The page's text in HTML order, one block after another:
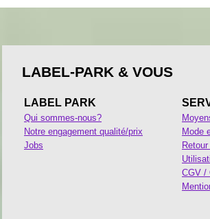
LABEL-PARK & VOUS
LABEL PARK
Qui sommes-nous?
Notre engagement qualité/prix
Jobs
Mode
CGV /